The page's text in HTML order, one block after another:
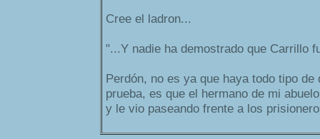
Cree el ladron...
"...Y nadie ha demostrado que Carrillo
Perdón, no es ya que haya todo tipo de
prueba, es que el hermano de mi
y le vio paseando frente a los